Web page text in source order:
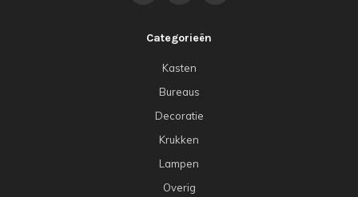
Categorieën
Kasten
Bureaus
Decoratie
Krukken
Lampen
Overig